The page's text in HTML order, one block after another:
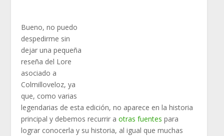
Bueno, no puedo
despedirme sin
dejar una pequeña
reseña del Lore
asociado a
Colmilloveloz, ya
que, como varias
legendarias de esta edición, no aparece en la historia
principal y debemos recurrir aotras fuentespara
lograr conocerla y su historia, al igual que muchas